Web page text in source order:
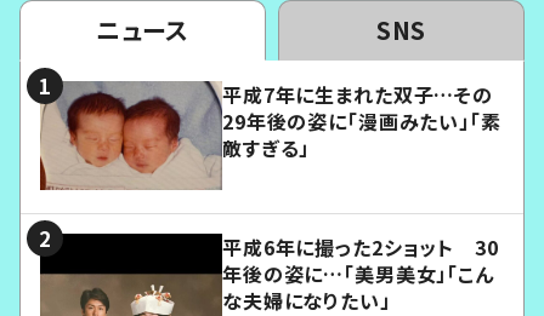
ニュース SNS
平成7年に生まれた双子…その
29年後の姿に「漫画みたい」「素
敵すぎる」
平成6年に撮った2ショット 30
年後の姿に…「美男美女」「こん
な夫婦になりたい」